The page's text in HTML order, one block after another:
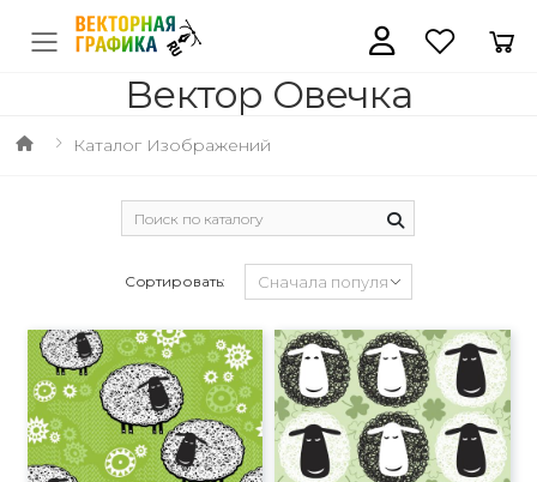
Вектор Овечка
Каталог Изображений
Сортировать: